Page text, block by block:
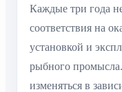
Каждые три года
соответствия на
установкой и
рыбного
изменяться в